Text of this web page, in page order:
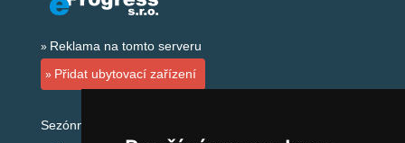
Reklama na tomto serveru
Přidat ubytovací zařízení
Sezónní odkazy: